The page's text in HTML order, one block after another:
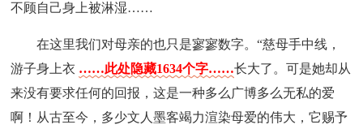
不顾自己身上被淋湿……
在这里我们对母亲的也只是寥寥数字。“慈母手中线，
游子身上衣 ……此处隐藏1634个字……长大了。可是她却从
来没有要求任何的回报，这是一种多么广博多么无私的爱
啊！从古至今，多少文人墨客竭力渲染母爱的伟大，它赐予